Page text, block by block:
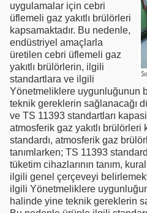
uygulamalar için cebri
üflemeli gaz yakıtlı brülörleri
kapsamaktadır. Bu nedenle,
endüstriyel amaçlarla
üretilen cebri üflemeli gaz
yakıtlı brülörlerin, ilgili
standartlara ve ilgili
Yönetmeliklere uygunluğunun
teknik gereklerin sağlanacağı
ve TS 11393 standartları
atmosferik gaz yakıtlı brülörleri
standardı, atmosferik gaz
tanımlarken; TS 11393
tüketim cihazlarının tanım,
ilgili genel çerçeveyi
ilgili Yönetmeliklere
halinde yine teknik gereklerin